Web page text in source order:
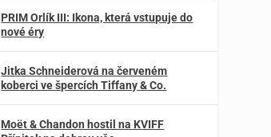
PRIM Orlík III: Ikona, která vstupuje do
nové éry
Jitka Schneiderová na červeném
koberci ve špercích Tiffany & Co.
Moët & Chandon hostil na KVIFF